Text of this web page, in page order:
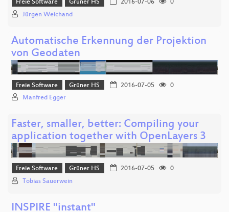
Freie Software Grüner HS 2016-07-06
0
Jürgen Weichand
Automatische Erkennung der Projektion
von Geodaten
Freie Software Grüner HS 2016-07-05
0
Manfred Egger
Faster, smaller, better: Compiling your
application together with OpenLayers 3
Freie Software Grüner HS 2016-07-05
0
Tobias Sauerwein
INSPIRE "instant"